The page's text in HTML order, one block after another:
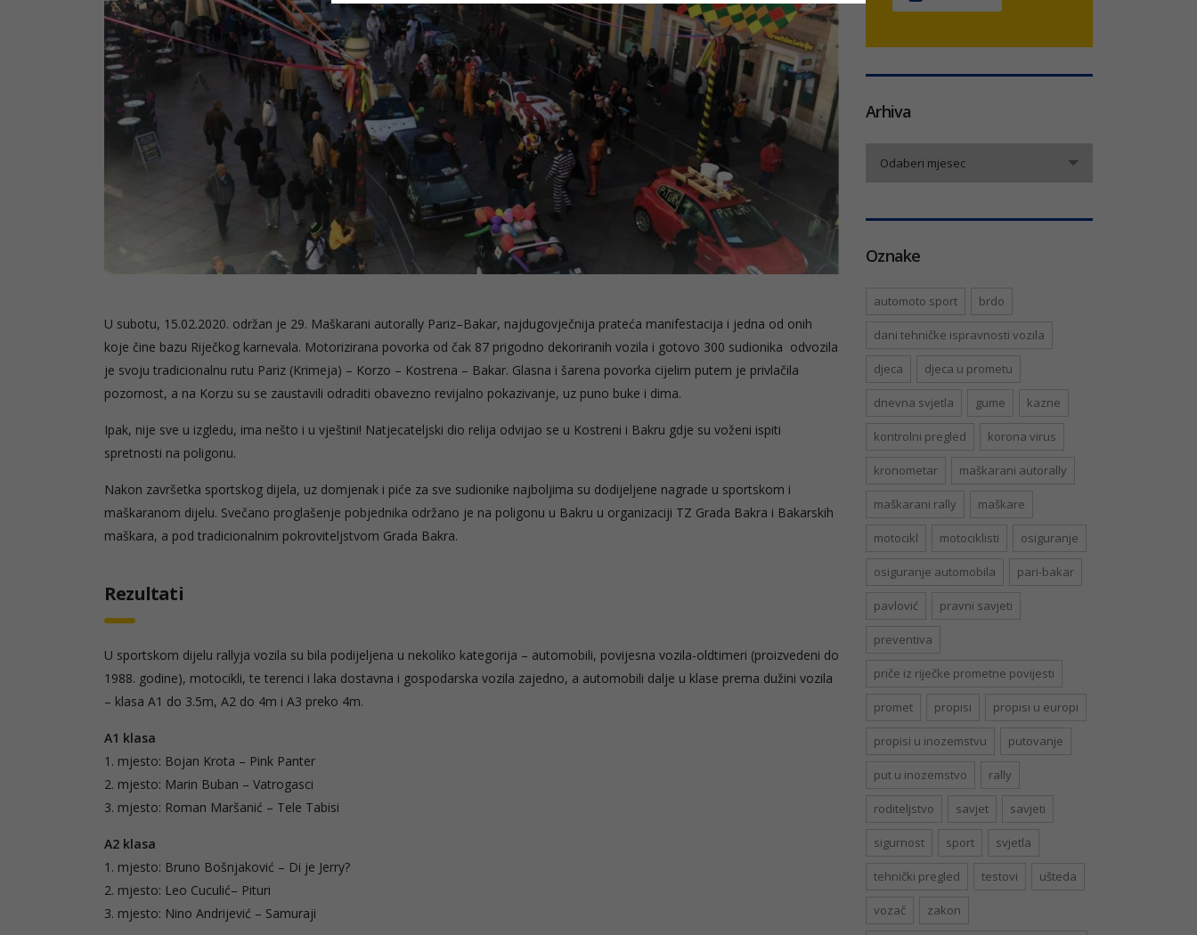
U subotu, 15.02.2020. održan je 29. Maškarani autorally Pariz–Bakar, najdugovječnija prateća manifestacija i jedna od onih
koje čine bazu Riječkog karnevala. Motorizirana povorka od čak 87 prigodno dekoriranih vozila i gotovo 300 sudionika odvozila
je svoju tradicionalnu rutu Pariz (Krimeja) – Korzo – Kostrena – Bakar. Glasna i šarena povorka cijelim putem je privlačila
pozornost, a na Korzu su se zaustavili odraditi obavezno revijalno pokazivanje, uz puno buke i dima.
Ipak, nije sve u izgledu, ima nešto i u vještini! Natjecateljski dio relija odvijao se u Kostreni i Bakru gdje su voženi ispiti
spretnosti na poligonu.
Nakon završetka sportskog dijela, uz domjenak i piće za sve sudionike najboljima su dodijeljene nagrade u sportskom i
maškaranom dijelu. Svečano proglašenje pobjednika održano je na poligonu u Bakru u organizaciji TZ Grada Bakra i Bakarskih
maškara, a pod tradicionalnim pokroviteljstvom Grada Bakra.
Rezultati
U sportskom dijelu rallyja vozila su bila podijeljena u nekoliko kategorija – automobili, povijesna vozila-oldtimeri (proizvedeni do
1988. godine), motocikli, te terenci i laka dostavna i gospodarska vozila zajedno, a automobili dalje u klase prema dužini vozila
– klasa A1 do 3.5m, A2 do 4m i A3 preko 4m.
A1 klasa
1. mjesto: Bojan Krota – Pink Panter
2. mjesto: Marin Buban – Vatrogasci
3. mjesto: Roman Maršanić – Tele Tabisi
A2 klasa
1. mjesto: Bruno Bošnjaković – Di je Jerry?
2. mjesto: Leo Cuculić– Pituri
3. mjesto: Nino Andrijević – Samuraji
Arhiva
Odaberi mjesec
Oznake
automoto sport brdo
dani tehničke ispravnosti vozila
djeca djeca u prometu
dnevna svjetla gume kazne
kontrolni pregled korona virus
kronometar maškarani autorally
maškarani rally maškare
motocikl motociklisti osiguranje
osiguranje automobila pari-bakar
pavlović pravni savjeti
preventiva
priče iz riječke prometne povijesti
promet propisi propisi u europi
propisi u inozemstvu putovanje
put u inozemstvo rally
roditeljstvo savjet savjeti
sigurnost sport svjetla
tehnički pregled testovi ušteda
vozač zakon